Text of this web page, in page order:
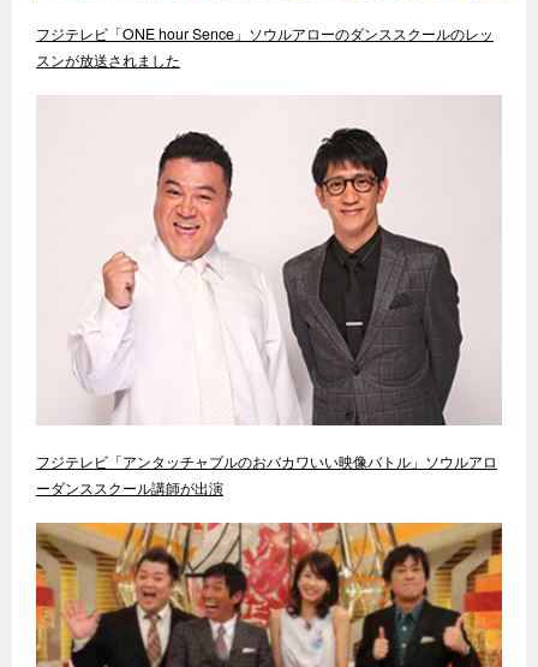
フジテレビ「ONE hour Sence」ソウルアローのダンススクールのレッ
スンが放送されました
フジテレビ「アンタッチャブルのおバカワいい映像バトル」ソウルアロ
ーダンススクール講師が出演